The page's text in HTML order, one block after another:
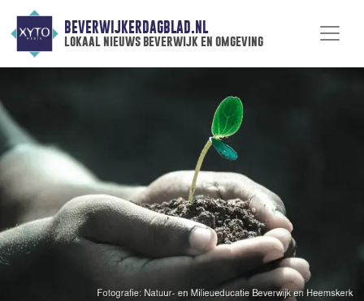
BEVERWIJKERDAGBLAD.NL
lokaal nieuws beverwijk en omgeving